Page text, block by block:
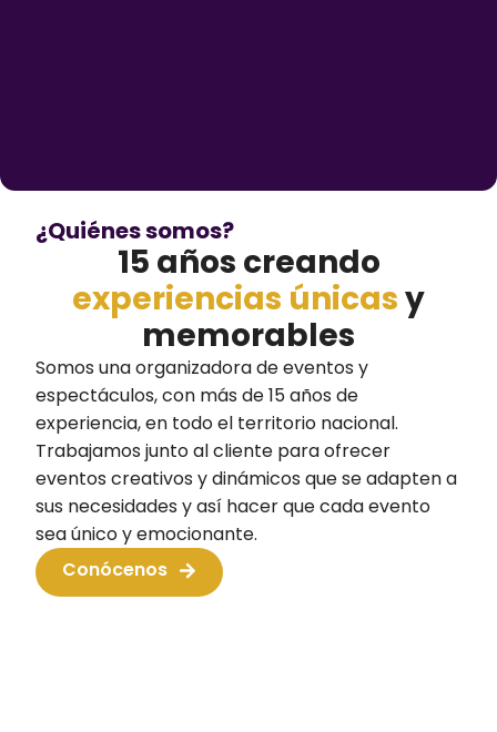
¿Quiénes somos?
15 años creando
experiencias únicasy
memorables
Somos una organizadora de eventos y
espectáculos, con más de 15 años de
experiencia, en todo el territorio nacional.
Trabajamos junto al cliente para ofrecer
eventos creativos y dinámicos que se adapten a
sus necesidades y así hacer que cada evento
sea único y emocionante.
Conócenos